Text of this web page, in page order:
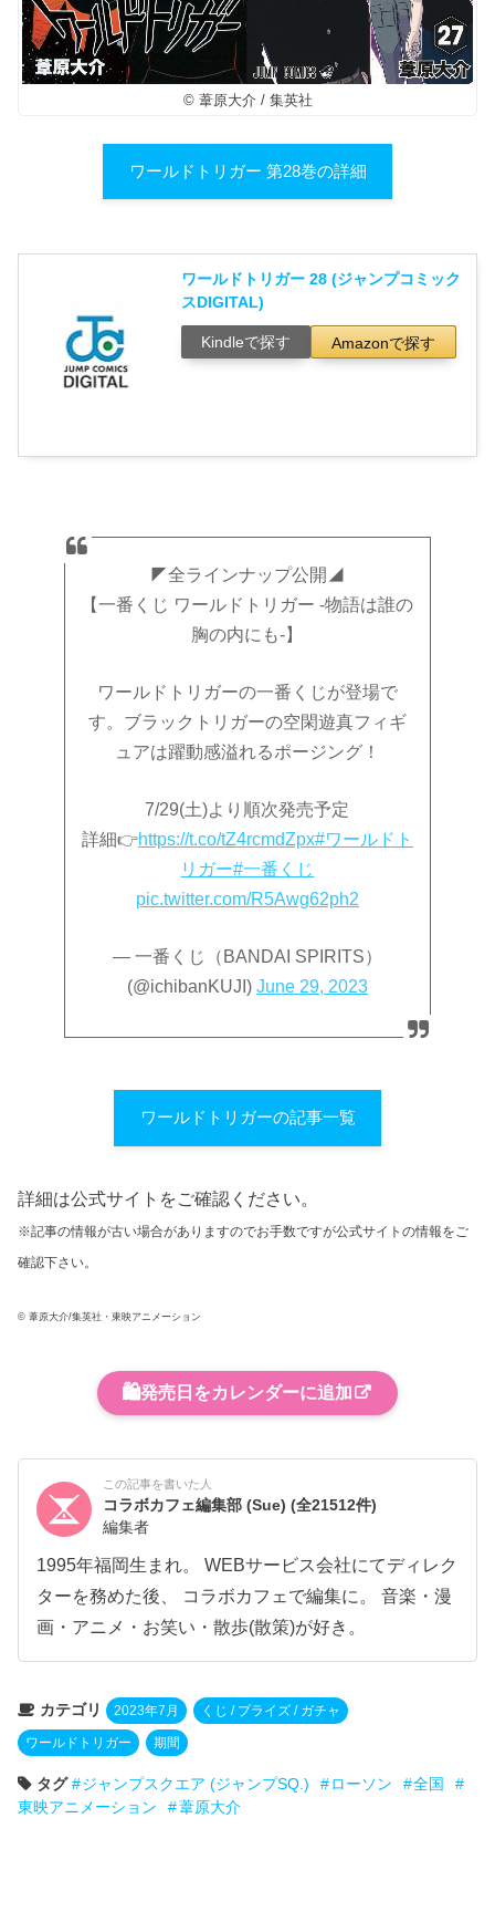
© 葦原大介 / 集英社
ワールドトリガー 第28巻の詳細
ワールドトリガー 28 (ジャンプコミック
スDIGITAL)
Kindleで探す Amazonで探す
◤全ラインナップ公開◢
【一番くじ ワールドトリガー -物語は誰の
胸の内にも-】
ワールドトリガーの一番くじが登場で
す。ブラックトリガーの空閑遊真フィギ
ュアは躍動感溢れるポージング！
7/29(土)より順次発売予定
詳細👉https://t.co/tZ4rcmdZpx#ワールドト
リガー#一番くじ
pic.twitter.com/R5Awg62ph2
— 一番くじ（BANDAI SPIRITS）
(@ichibanKUJI) June 29, 2023
ワールドトリガーの記事一覧
詳細は公式サイトをご確認ください。
※記事の情報が古い場合がありますのでお手数ですが公式サイトの情報をご
確認下さい。
© 葦原大介/集英社・東映アニメーション
🛍️発売日をカレンダーに追加
この記事を書いた人
コラボカフェ編集部 (Sue)(全21512件)
編集者
1995年福岡生まれ。 WEBサービス会社にてディレク
ターを務めた後、 コラボカフェで編集に。 音楽・漫
画・アニメ・お笑い・散歩(散策)が好き。
カテゴリ 2023年7月 くじ / プライズ / ガチャ
ワールドトリガー 期間
タグ ジャンプスクエア (ジャンプSQ.) ローソン
全国
東映アニメーション
葦原大介